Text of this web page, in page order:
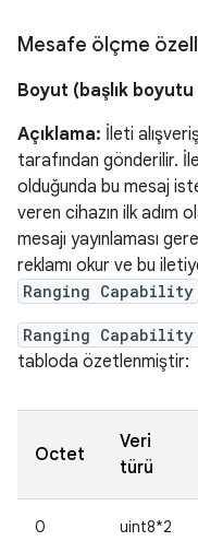
Mesafe ölçme
Boyut (başlık
Açıklama: İleti
tarafından gönderilir.
olduğunda bu mesaj
veren cihazın ilk adım
mesajı yayınlaması
reklamı okur ve bu
Ranging Capability
Ranging Capability
tabloda özetlenmiştir:
Octet
Veri
türü
0 uint8*2